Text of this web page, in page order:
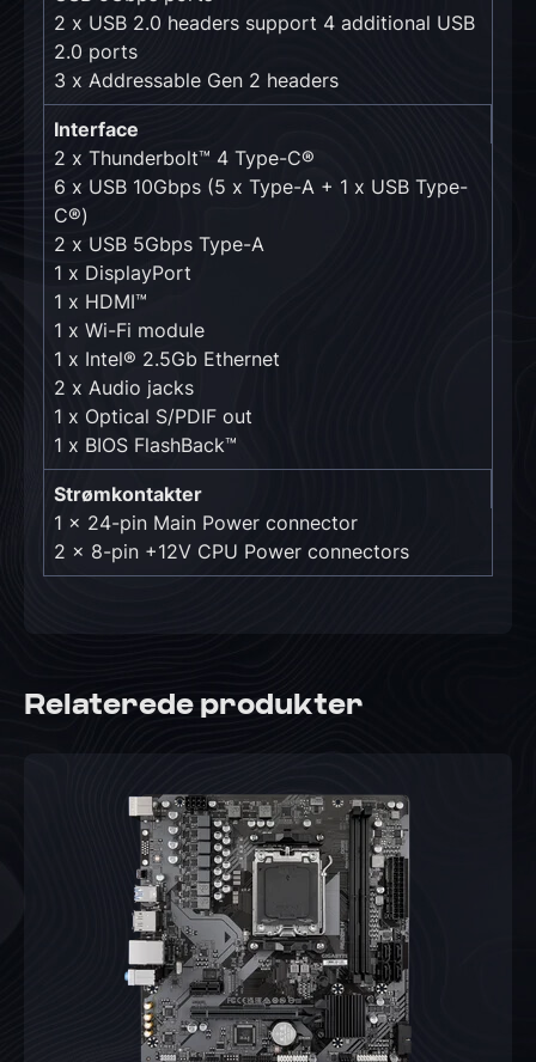
2 x USB 2.0 headers support 4 additional USB
2.0 ports
3 x Addressable Gen 2 headers
Interface
2 x Thunderbolt™ 4 Type-C®
6 x USB 10Gbps (5 x Type-A + 1 x USB Type-
C®)
2 x USB 5Gbps Type-A
1 x DisplayPort
1 x HDMI™
1 x Wi-Fi module
1 x Intel® 2.5Gb Ethernet
2 x Audio jacks
1 x Optical S/PDIF out
1 x BIOS FlashBack™
Strømkontakter
1 x 24-pin Main Power connector
2 x 8-pin +12V CPU Power connectors
Relaterede produkter